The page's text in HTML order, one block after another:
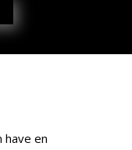
have en